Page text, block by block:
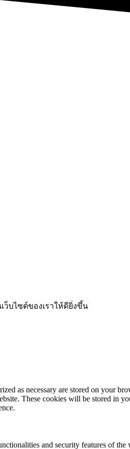
บไซต์ของเราให้ดียิ่งขึ้น
as necessary are stored on your
These cookies will be stored in
and security features of the